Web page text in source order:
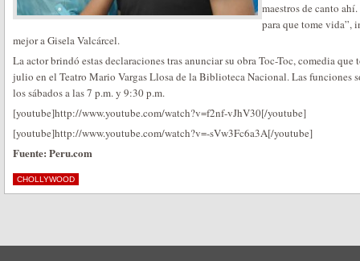
maestros de canto
para que tome vida”,
mejor a Gisela Valcárcel.
La actor brindó estas declaraciones tras anunciar su obra Toc-Toc, comedia
julio en el Teatro Mario Vargas Llosa de la Biblioteca Nacional. Las funciones
los sábados a las 7 p.m. y 9:30 p.m.
[youtube]http://www.youtube.com/watch?v=f2nf-vJhV30[/youtube]
[youtube]http://www.youtube.com/watch?v=-sVw3Fc6a3A[/youtube]
Fuente: Peru.com
CHOLLYWOOD